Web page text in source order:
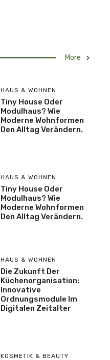
More
HAUS & WOHNEN
Tiny House Oder
Modulhaus? Wie
Moderne Wohnformen
Den Alltag Verändern.
HAUS & WOHNEN
Tiny House Oder
Modulhaus? Wie
Moderne Wohnformen
Den Alltag Verändern.
HAUS & WOHNEN
Die Zukunft Der
Küchenorganisation:
Innovative
Ordnungsmodule Im
Digitalen Zeitalter
KOSMETIK & BEAUTY